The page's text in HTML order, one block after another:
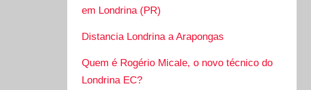
em Londrina (PR)
Distancia Londrina a Arapongas
Quem é Rogério Micale, o novo técnico do
Londrina EC?